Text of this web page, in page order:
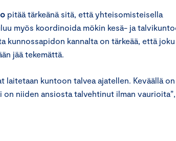
pitää tärkeänä sitä, että yhteisomisteisella
myös koordinoida mökin kesä- ja
kunnossapidon kannalta on tärkeää, että joku
jää tekemättä.
kuntoon talvea ajatellen. Keväällä on
niiden ansiosta talvehtinut ilman vaurioita”,